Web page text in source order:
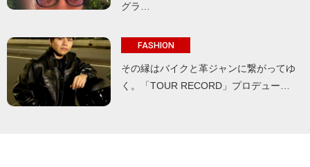
グラ…
FASHION
その縁はバイクと革ジャンに繋がってゆ
く。「TOUR RECORD」プロデュー…